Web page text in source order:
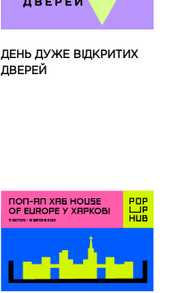
ДЕНЬ ДУЖЕ ВІДКРИТИХ
ДВЕРЕЙ